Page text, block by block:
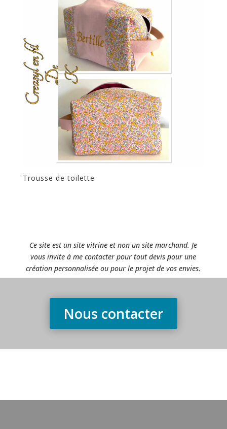
Trousse de toilette
Ce site est un site vitrine et non un site marchand. Je
vous invite à me contacter pour tout devis pour une
création personnalisée ou pour le projet de vos envies.
Nous contacter